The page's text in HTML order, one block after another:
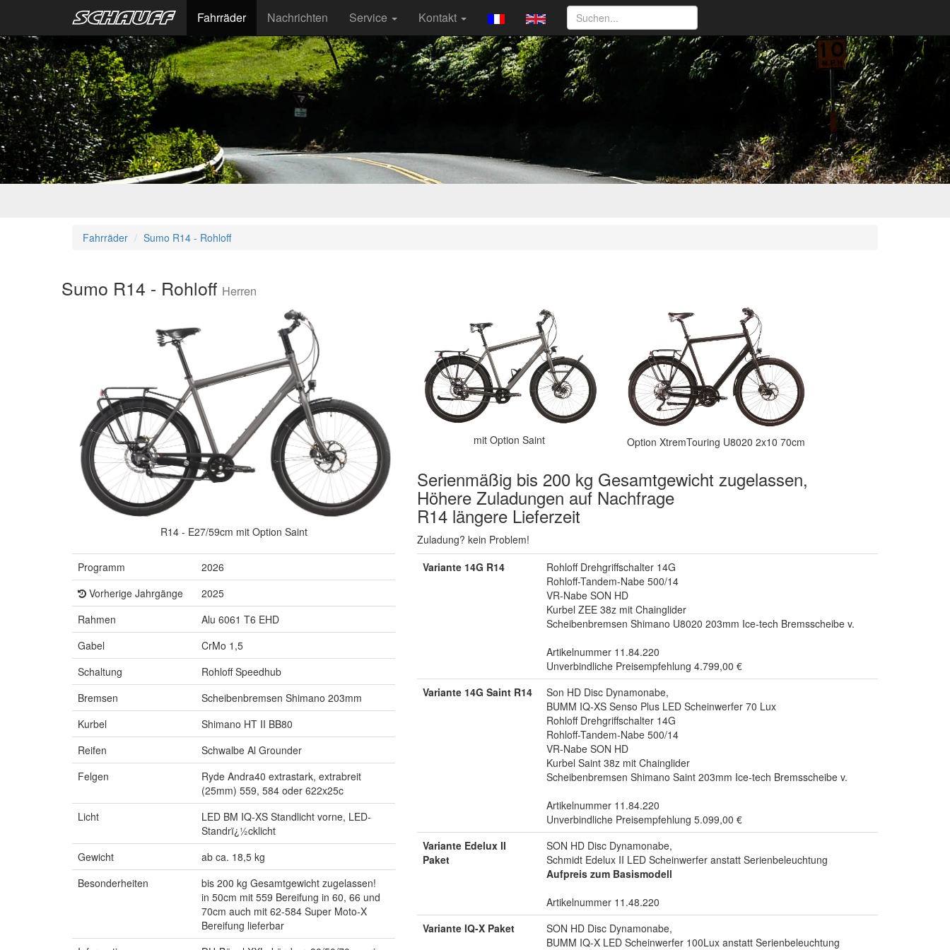
Fahrräder Nachrichten Service Kontakt
Fahrräder Sumo R14 - Rohloff
Sumo R14 - Rohloff Herren
R14 - E27/59cm mit Option Saint
mit Option Saint Option XtremTouring U8020 2x10 70cm
Serienmäßig bis 200 kg Gesamtgewicht zugelassen,
Höhere Zuladungen auf Nachfrage
R14 längere Lieferzeit
Zuladung? kein Problem!
Programm
2026
Vorherige Jahrgänge
2025
Rahmen
Alu 6061 T6 EHD
Gabel
CrMo 1,5
Schaltung
Rohloff Speedhub
Bremsen
Scheibenbremsen Shimano 203mm
Kurbel
Shimano HT II BB80
Reifen
Schwalbe Al Grounder
Felgen
Ryde Andra40 extrastark, extrabreit
(25mm) 559, 584 oder 622x25c
Licht
LED BM IQ-XS Standlicht vorne, LED-
Standrï¿½cklicht
Gewicht
ab ca. 18,5 kg
Besonderheiten
bis 200 kg Gesamtgewicht zugelassen!
in 50cm mit 559 Bereifung in 60, 66 und
70cm auch mit 62-584 Super Moto-X
Bereifung lieferbar
Variante 14G R14
Rohloff Drehgriffschalter 14G
Rohloff-Tandem-Nabe 500/14
VR-Nabe SON HD
Kurbel ZEE 38z mit Chainglider
Scheibenbremsen Shimano U8020 203mm Ice-tech Bremsscheibe v.
Artikelnummer 11.84.220
Unverbindliche Preisempfehlung 4.799,00 €
Variante 14G Saint R14
Son HD Disc Dynamonabe,
BUMM IQ-XS Senso Plus LED Scheinwerfer 70 Lux
Rohloff Drehgriffschalter 14G
Rohloff-Tandem-Nabe 500/14
VR-Nabe SON HD
Kurbel Saint 38z mit Chainglider
Scheibenbremsen Shimano Saint 203mm Ice-tech Bremsscheibe v.
Artikelnummer 11.84.220
Unverbindliche Preisempfehlung 5.099,00 €
Variante Edelux II
Paket
SON HD Disc Dynamonabe,
Schmidt Edelux II LED Scheinwerfer anstatt Serienbeleuchtung
Aufpreis zum Basismodell
Artikelnummer 11.48.220
Variante IQ-X Paket
SON HD Disc Dynamonabe,
BUMM IQ-X LED Scheinwerfer 100Lux anstatt Serienbeleuchtung